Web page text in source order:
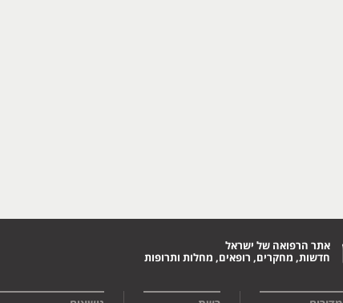
אתר הרפואה של ישראל
חדשות, מחקרים, רופאים, מחלות ותרופות